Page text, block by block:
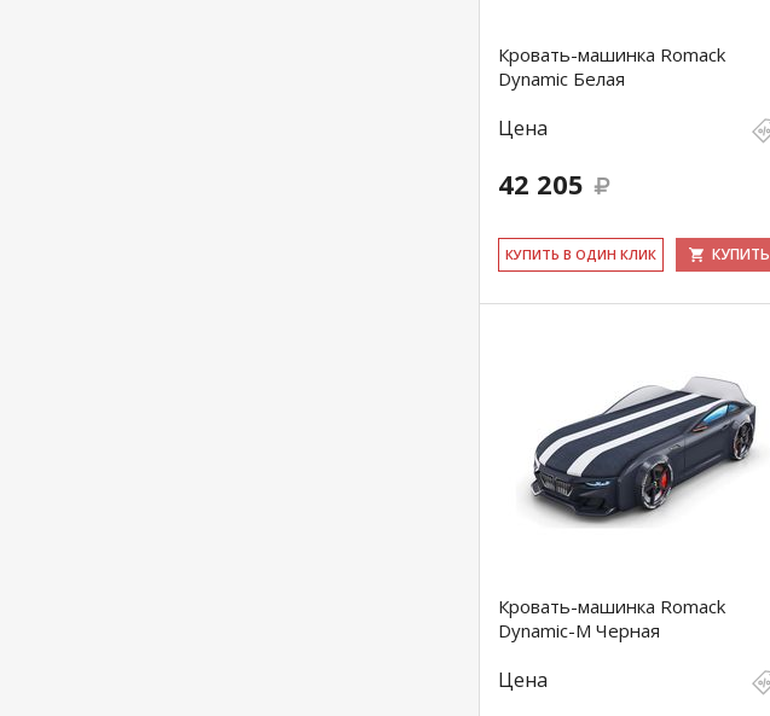
Кровать-машинка Romack
Dynamic Белая
Цена
42 205
КУ­ПИТЬ В ОДИН КЛИК КУПИТЬ
Кровать-машинка Romack
Dynamic-M Черная
Цена